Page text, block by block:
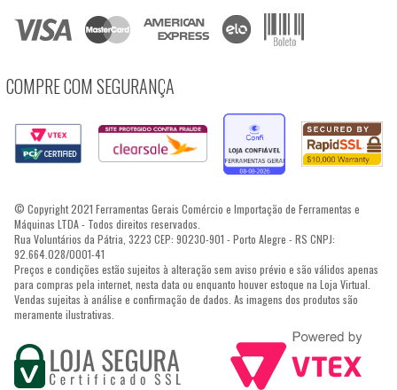
COMPRE COM SEGURANÇA
© Copyright 2021 Ferramentas Gerais Comércio e Importação de Ferramentas e
Máquinas LTDA - Todos direitos reservados.
Rua Voluntários da Pátria, 3223 CEP: 90230-901 - Porto Alegre - RS CNPJ:
92.664.028/0001-41
Preços e condições estão sujeitos à alteração sem aviso prévio e são válidos apenas
para compras pela internet, nesta data ou enquanto houver estoque na Loja Virtual.
Vendas sujeitas à análise e confirmação de dados. As imagens dos produtos são
meramente ilustrativas.